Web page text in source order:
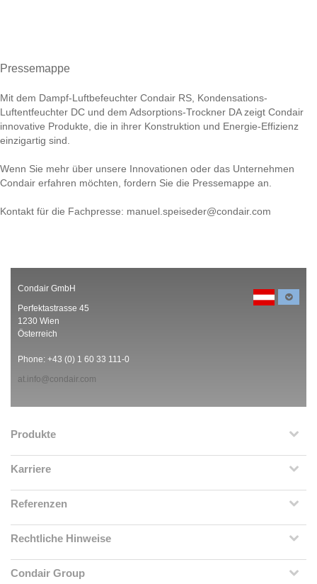
Pressemappe
Mit dem Dampf-Luftbefeuchter Condair RS, Kondensations-
Luftentfeuchter DC und dem Adsorptions-Trockner DA zeigt Condair
innovative Produkte, die in ihrer Konstruktion und Energie-Effizienz
einzigartig sind.
Wenn Sie mehr über unsere Innovationen oder das Unternehmen
Condair erfahren möchten, fordern Sie die Pressemappe an.
Kontakt für die Fachpresse: manuel.speiseder@condair.com
Condair GmbH
Perfektastrasse 45
1230 Wien
Österreich
Phone: +43 (0) 1 60 33 111-0
at.info@condair.com
Produkte
Karriere
Referenzen
Rechtliche Hinweise
Condair Group